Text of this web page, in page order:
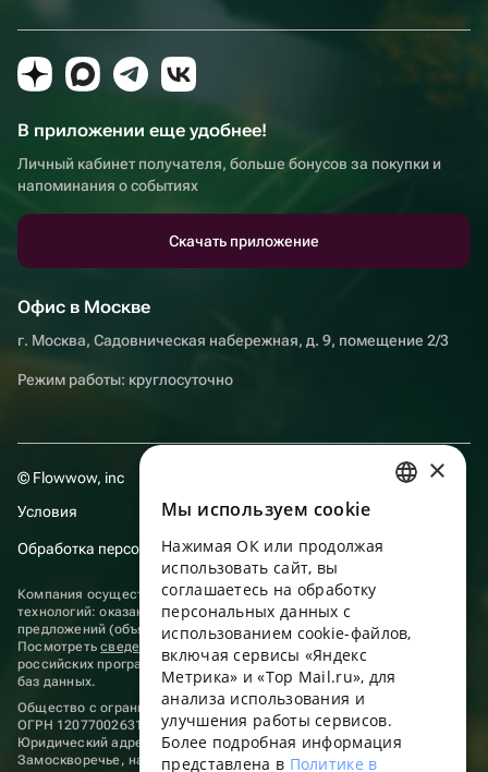
В приложении еще удобнее!
Личный кабинет получателя, больше бонусов за покупки и
напоминания о событиях
Скачать приложение
Офис в Москве
г. Москва, Садовническая набережная, д. 9, помещение 2/3
Режим работы: круглосуточно
© Flowwow, inc
Условия
Обработка персональных данных
Компания осуществляет деятельность в области информационных
технологий: оказание услуг в сети “Интернет” по размещению
предложений (объявлений) продавцов о реализации товаров.
Посмотретьсведения о программах
, включенных в реестр
российских программ для электронных вычислительных машин и
баз данных.
Общество с ограниченной ответственностью «ФЛАУВАУ»
ОГРН 1207700263198, ИНН 9702020445
Юридический адрес: г. Москва, вн.тер. г. Муниципальный округ
Замоскворечье, наб. Садовническая, д. 9, помещ. 2/3.
ENGLISH
UKRAINIAN
PORTUGUESE
×
Мы используем сookie
Нажимая ОК или продолжая
использовать сайт, вы
соглашаетесь на обработку
персональных данных с
использованием cookie-файлов,
включая сервисы «Яндекс
Метрика» и «Top Mail.ru», для
анализа использования и
улучшения работы сервисов.
Более подробная информация
представлена в Политике в